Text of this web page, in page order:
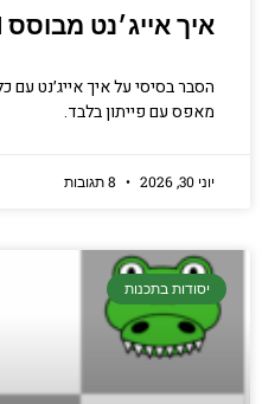
איך אייג׳נט מבוסס LLM עובד?
הסבר בסיסי על איך אייג׳נט עם
מאפס עם פייתון בלבד.
יוני 30, 2026
יסודות בתכנות